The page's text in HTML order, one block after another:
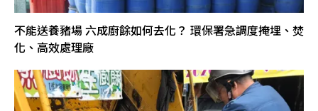
不能送養豬場 六成廚餘如何去化？ 環保署急調度掩埋、焚
化、高效處理廠